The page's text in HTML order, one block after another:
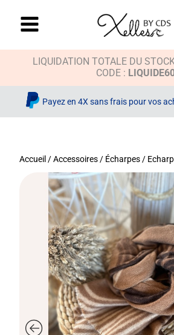
LIQUIDATION TOTALE DU
CODE :
Payez en 4X sans frais pour vos
Accueil /Accessoires / Écharpes /